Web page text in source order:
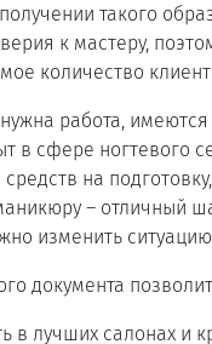
такого
к мастеру,
количество
работа,
в сфере ногтевого
на
– отличный
изменить
документа
в лучших салонах и